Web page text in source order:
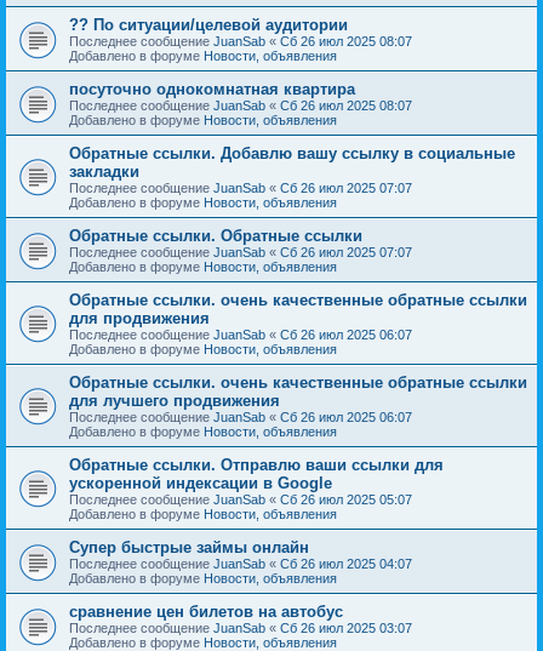
?? По ситуации/целевой аудитории
Последнее сообщение JuanSab « Сб 26 июл 2025 08:07
Добавлено в форуме Новости, объявления
посуточно однокомнатная квартира
Последнее сообщение JuanSab « Сб 26 июл 2025 08:07
Добавлено в форуме Новости, объявления
Обратные ссылки. Добавлю вашу ссылку в социальные
закладки
Последнее сообщение JuanSab « Сб 26 июл 2025 07:07
Добавлено в форуме Новости, объявления
Обратные ссылки. Обратные ссылки
Последнее сообщение JuanSab « Сб 26 июл 2025 07:07
Добавлено в форуме Новости, объявления
Обратные ссылки. очень качественные обратные ссылки
для продвижения
Последнее сообщение JuanSab « Сб 26 июл 2025 06:07
Добавлено в форуме Новости, объявления
Обратные ссылки. очень качественные обратные ссылки
для лучшего продвижения
Последнее сообщение JuanSab « Сб 26 июл 2025 06:07
Добавлено в форуме Новости, объявления
Обратные ссылки. Отправлю ваши ссылки для
ускоренной индексации в Google
Последнее сообщение JuanSab « Сб 26 июл 2025 05:07
Добавлено в форуме Новости, объявления
Супер быстрые займы онлайн
Последнее сообщение JuanSab « Сб 26 июл 2025 04:07
Добавлено в форуме Новости, объявления
сравнение цен билетов на автобус
Последнее сообщение JuanSab « Сб 26 июл 2025 03:07
Добавлено в форуме Новости, объявления